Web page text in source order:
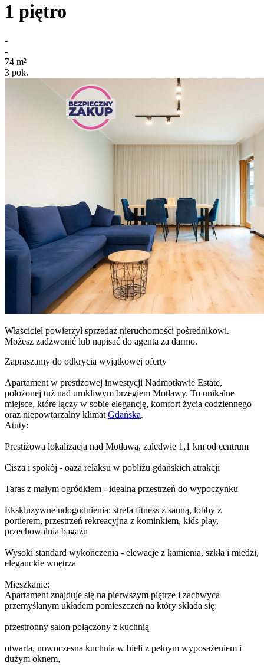
1 piętro
-
-
74 m²
3 pok.
Właściciel powierzył sprzedaż nieruchomości pośrednikowi.
Możesz zadzwonić lub napisać do agenta za darmo.
Zapraszamy do odkrycia wyjątkowej oferty
Apartament w prestiżowej inwestycji Nadmotławie Estate,
położonej tuż nad urokliwym brzegiem Motławy. To unikalne
miejsce, które łączy w sobie elegancję, komfort życia codziennego
oraz niepowtarzalny klimat Gdańska.
Atuty:
Prestiżowa lokalizacja nad Motławą, zaledwie 1,1 km od centrum
Cisza i spokój - oaza relaksu w pobliżu gdańskich atrakcji
Taras z małym ogródkiem - idealna przestrzeń do wypoczynku
Ekskluzywne udogodnienia: strefa fitness z sauną, lobby z
portierem, przestrzeń rekreacyjna z kominkiem, kids play,
przechowalnia bagażu
Wysoki standard wykończenia - elewacje z kamienia, szkła i miedzi,
eleganckie wnętrza
Mieszkanie:
Apartament znajduje się na pierwszym piętrze i zachwyca
przemyślanym układem pomieszczeń na który składa się:
przestronny salon połączony z kuchnią
otwarta, nowoczesna kuchnia w bieli z pełnym wyposażeniem i
dużym oknem,